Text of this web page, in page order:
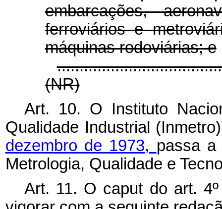
embarcações,
ferroviários e
máquinas rodoviárias; e
(NR)
Art. 10. O Instituto
Qualidade Industrial
dezembro de 1973, passa a
Metrologia, Qualidade e
Art. 11. O caput do art.